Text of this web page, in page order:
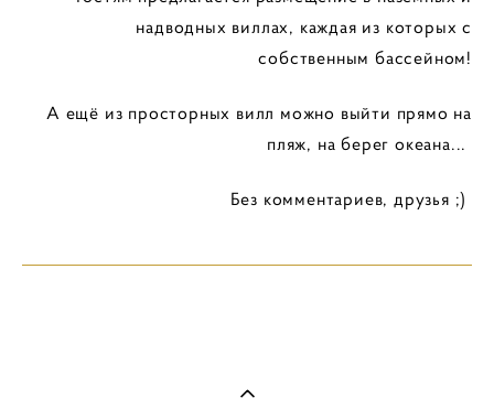
надводных виллах, каждая из которых с
собственным бассейном!
А ещё из просторных вилл можно выйти прямо на
пляж, на берег океана...
Без комментариев, друзья ;)